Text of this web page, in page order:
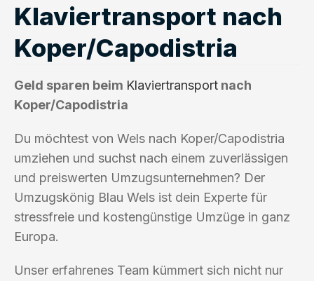
Klaviertransport nach
Koper/Capodistria
Geld sparen beim Klaviertransport nach
Koper/Capodistria
Du möchtest von Wels nach Koper/Capodistria
umziehen und suchst nach einem zuverlässigen
und preiswerten Umzugsunternehmen? Der
Umzugskönig Blau Wels ist dein Experte für
stressfreie und kostengünstige Umzüge in ganz
Europa.
Unser erfahrenes Team kümmert sich nicht nur